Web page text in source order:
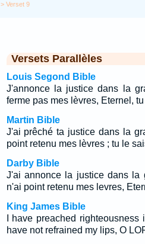
> Verset 9
Versets Parallèles
Louis Segond Bible
J'annonce la justice dans la
ferme pas mes lèvres, Eternel,
Martin Bible
J'ai prêché ta justice dans la
point retenu mes lèvres ; tu le
Darby Bible
J'ai annonce la justice dans la
n'ai point retenu mes levres,
King James Bible
I have preached righteousness
have not refrained my lips, O